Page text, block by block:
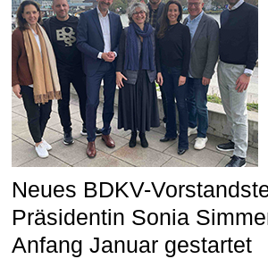
Neues BDKV-
Präsidentin Sonia
Anfang Januar gestartet